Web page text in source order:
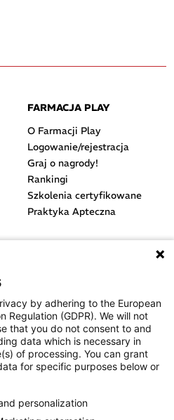
FARMACJA PLAY
O Farmacji Play
Logowanie/rejestracja
Graj o nagrody!
Rankingi
Szkolenia certyfikowane
Praktyka Apteczna
by adhering to the European
Regulation (GDPR). We will not
that you do not consent to and
data which is necessary in
of processing. You can grant
for specific purposes below or
personalization